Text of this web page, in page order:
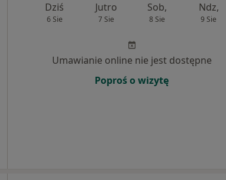
Dziś
6 Sie
Jutro
7 Sie
Sob,
8 Sie
Ndz,
9 Sie
Umawianie online nie jest dostępne
Poproś o wizytę